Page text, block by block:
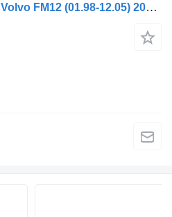
Стабилизираща щанга Volvo FM12 (01.98-12.05) 20555319 3173988 за влекач Volvo FM7-FM12, FM, FMX (1998-2014)